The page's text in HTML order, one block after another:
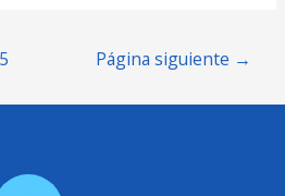
5 Página siguiente →